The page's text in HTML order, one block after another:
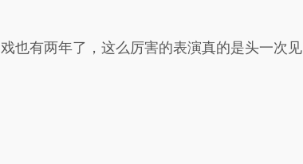
也有两年了，这么厉害的表演真的是头一次见